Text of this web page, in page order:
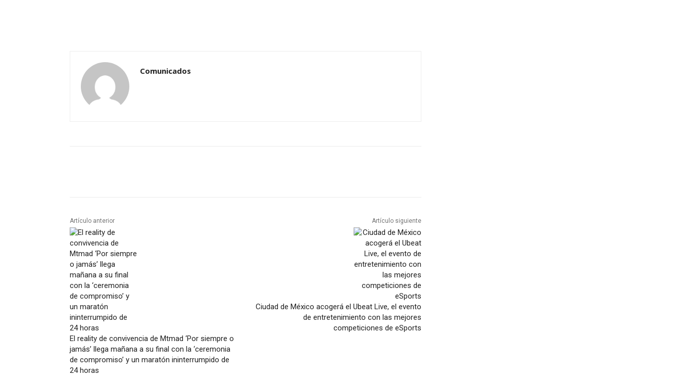
Comunicados
Artículo anterior
El reality de convivencia de Mtmad ‘Por siempre o
jamás’ llega mañana a su final con la ‘ceremonia
de compromiso’ y un maratón ininterrumpido de
24 horas
Artículo siguiente
Ciudad de México acogerá el Ubeat Live, el evento
de entretenimiento con las mejores
competiciones de eSports